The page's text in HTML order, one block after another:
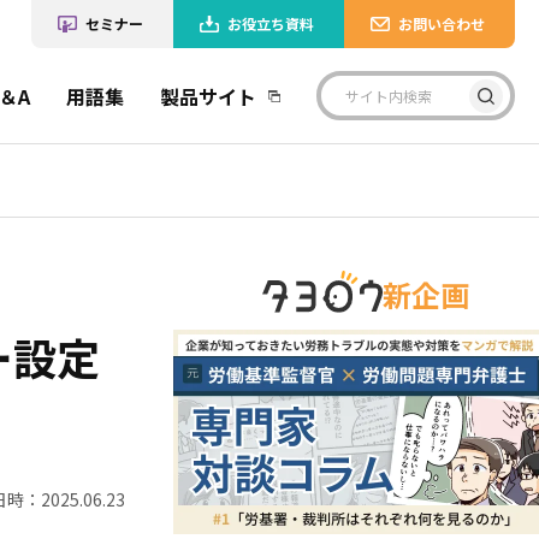
A 用語集 製品サイト
セミナー お役立ち資料 お問い合わせ
定
時：2025.06.23
新企画